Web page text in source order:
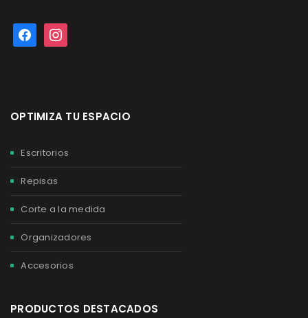
OPTIMIZA TU ESPACIO
Escritorios
Repisas
Corte a la medida
Organizadores
Accesorios
PRODUCTOS DESTACADOS